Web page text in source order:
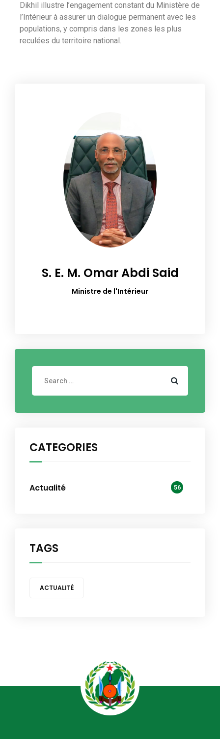
Dikhil illustre l’engagement constant du Ministère de
l’Intérieur à assurer un dialogue permanent avec les
populations, y compris dans les zones les plus
reculées du territoire national.
S. E. M. Omar Abdi Said
Ministre de l'Intérieur
CATEGORIES
Actualité 56
TAGS
ACTUALITÉ